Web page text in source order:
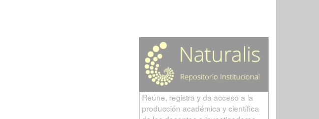
Reúne, registra y da acceso a la
producción académica y científica